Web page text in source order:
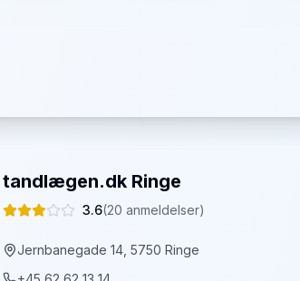
tandlægen.dk Ringe
3.6(20 anmeldelser)
Jernbanegade 14, 5750 Ringe